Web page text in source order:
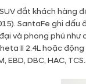
đắt khách hàng
SantaFe ghi dấu
và phong phú như
II 2.4L hoặc
EBD, DBC, HAC,